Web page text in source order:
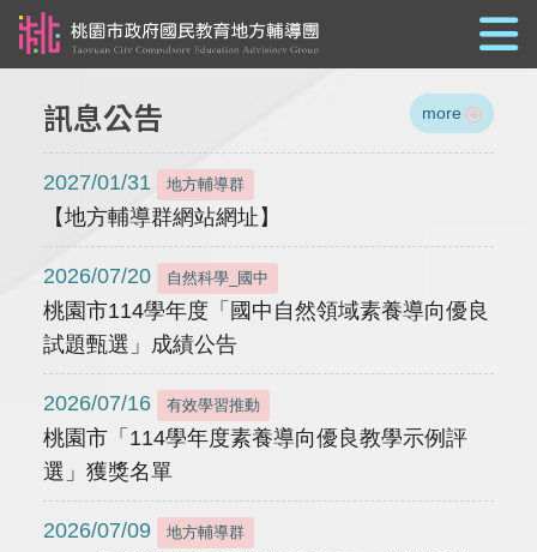
訊息公告 more
2027/01/31 地方輔導群
【地方輔導群網站網址】
2026/07/20 自然科學_國中
桃園市114學年度「國中自然領域素養導向優良
試題甄選」成績公告
2026/07/16 有效學習推動
桃園市「114學年度素養導向優良教學示例評
選」獲獎名單
2026/07/09 地方輔導群